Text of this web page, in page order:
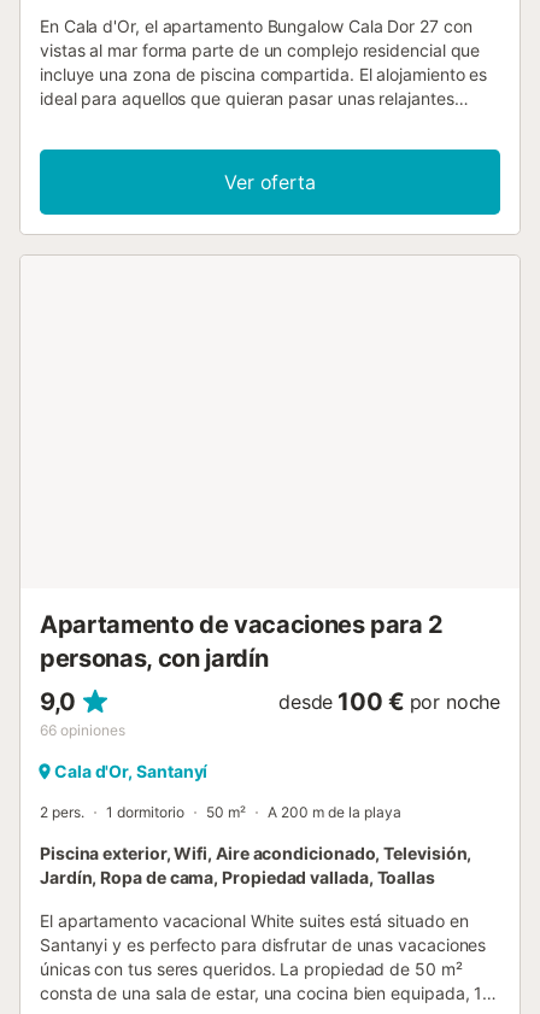
En Cala d'Or, el apartamento Bungalow Cala Dor 27 con
vistas al mar forma parte de un complejo residencial que
incluye una zona de piscina compartida. El alojamiento es
ideal para aquellos que quieran pasar unas relajantes
el mar. El acogedor y luminoso apartamento dispone de un
salón/comedor, una moderna cocina americana muy bien
equipada, 2 dormitorios (uno con 2 camas individuales y
otro con 3 camas individuales) y 2 cuartos de baño, por lo
Ver oferta
Apartamento de vacaciones para 2
personas, con jardín
9,0
66 opiniones
desde 100 € por noche
Cala d'Or, Santanyí
2 pers. 1 dormitorio 50 m² A 200 m de la playa
Piscina exterior, Wifi, Aire acondicionado, Televisión,
Jardín, Ropa de cama, Propiedad vallada, Toallas
El apartamento vacacional White suites está situado en
Santanyi y es perfecto para disfrutar de unas vacaciones
únicas con tus seres queridos. La propiedad de 50 m²
consta de una sala de estar, una cocina bien equipada, 1